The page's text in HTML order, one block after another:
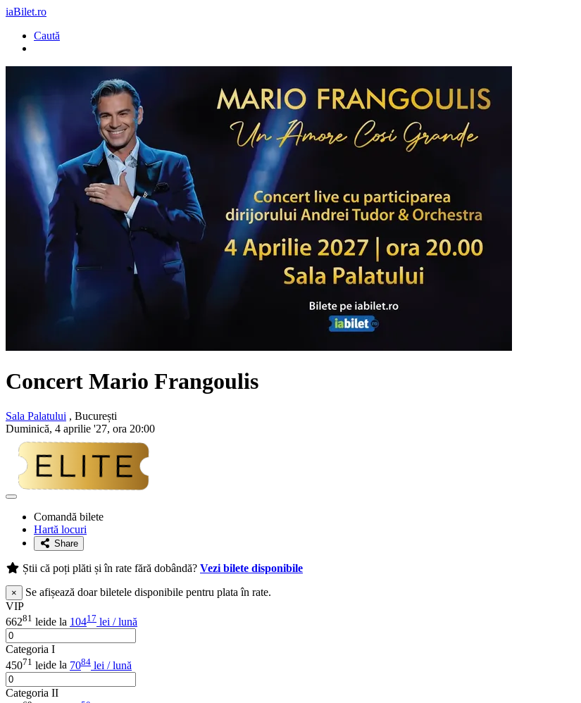
iaBilet.ro
Caută
Concert Mario Frangoulis
Sala Palatului , București
Duminică, 4 aprilie '27, ora 20:00
Adaugă
favoriteComandă bilete
Hartă locuri
Share
Știi că poți plăti și în rate fără dobândă? Vezi bilete disponibile
×
Se afișează doar biletele disponibile pentru plata în rate.
VIP
66281 leide la 10417 lei / lună
Categoria I
45071 leide la 7084 lei / lună
Categoria II